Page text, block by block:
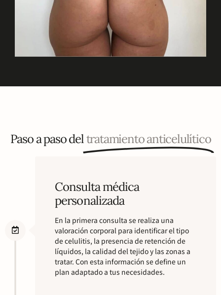
Paso a paso deltratamiento anticelulítico
Consulta médica
personalizada
En la primera consulta se realiza una
valoración corporal para identificar el tipo
de celulitis, la presencia de retención de
líquidos, la calidad del tejido y las zonas a
tratar. Con esta información se define un
plan adaptado a tus necesidades.